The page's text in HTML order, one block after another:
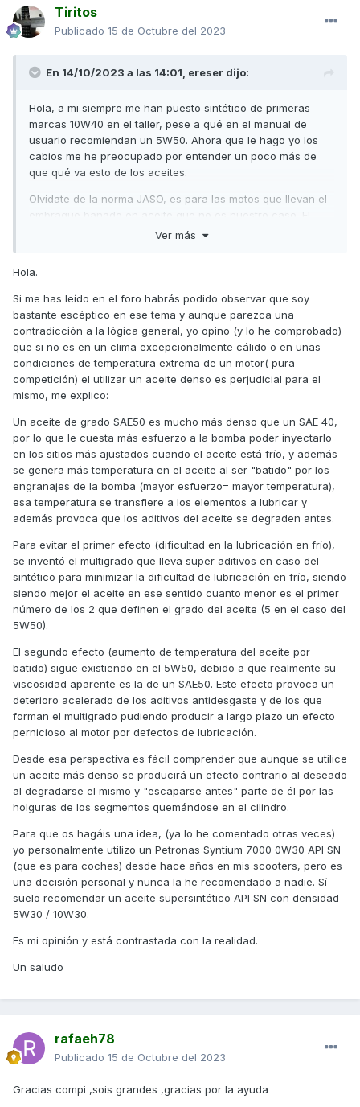
Tiritos
Publicado 15 de Octubre del 2023
En 14/10/2023 a las 14:01, ereser dijo:
Hola, a mi siempre me han puesto sintético de primeras
marcas 10W40 en el taller, pese a qué en el manual de
usuario recomiendan un 5W50. Ahora que le hago yo los
cabios me he preocupado por entender un poco más de
que qué va esto de los aceites.
Olvídate de la norma JASO, es para las motos que llevan el
embrague bañado en aceite que no es nuestro caso. El
nuestro debe cumplir con las normas API y como mínimo la
cumplen y están por encima de la SJ. Ten cuidado porque
todavía hay en el mercado API SG y SH (obsoletos). Échale
siempre 100% sintético y cámbialo cada 5.000 km.
El 10W40 siempre me ha dado muy buen resultado, llegaba
a los cambios sin consumo de aceite. Menos esta última
vez que a los 4.000 km he tenido que rellenar y bastante. La
moto ya tiene 110.000 km así que esta vez le voy a poner el
5W50 que además del recomendado por Kymco para
nuestras SD, es un poco más denso que el 10W40 y tendré,
espero, menos consumo.
En el mercado hay muy pocas marcas que ofrezcan un
5W50 100% sintético y las que hay son carisiisisimas...pero
ahí encontré uno bastante asequible de la marca Mobil que
además dice que es especial para motores de mas de
100.000 km y cumple con las normas API SN y SM...este es
el que le voy a echar....ya os contaré.
Ver más
Hola.
Si me has leído en el foro habrás podido observar que soy
bastante escéptico en ese tema y aunque parezca una
contradicción a la lógica general, yo opino (y lo he comprobado)
que si no es en un clima excepcionalmente cálido o en unas
condiciones de temperatura extrema de un motor( pura
competición) el utilizar un aceite denso es perjudicial para el
mismo, me explico:
Un aceite de grado SAE50 es mucho más denso que un SAE 40,
por lo que le cuesta más esfuerzo a la bomba poder inyectarlo
en los sitios más ajustados cuando el aceite está frío, y además
se genera más temperatura en el aceite al ser "batido" por los
engranajes de la bomba (mayor esfuerzo= mayor temperatura),
esa temperatura se transfiere a los elementos a lubricar y
además provoca que los aditivos del aceite se degraden antes.
Para evitar el primer efecto (dificultad en la lubricación en frío),
se inventó el multigrado que lleva super aditivos en caso del
sintético para minimizar la dificultad de lubricación en frío, siendo
siendo mejor el aceite en ese sentido cuanto menor es el primer
número de los 2 que definen el grado del aceite (5 en el caso del
5W50).
El segundo efecto (aumento de temperatura del aceite por
batido) sigue existiendo en el 5W50, debido a que realmente su
viscosidad aparente es la de un SAE50. Este efecto provoca un
deterioro acelerado de los aditivos antidesgaste y de los que
forman el multigrado pudiendo producir a largo plazo un efecto
pernicioso al motor por defectos de lubricación.
Desde esa perspectiva es fácil comprender que aunque se utilice
un aceite más denso se producirá un efecto contrario al deseado
al degradarse el mismo y "escaparse antes" parte de él por las
holguras de los segmentos quemándose en el cilindro.
Para que os hagáis una idea, (ya lo he comentado otras veces)
yo personalmente utilizo un Petronas Syntium 7000 0W30 API SN
(que es para coches) desde hace años en mis scooters, pero es
una decisión personal y nunca la he recomendado a nadie. Sí
suelo recomendar un aceite supersintético API SN con densidad
5W30 / 10W30.
Es mi opinión y está contrastada con la realidad.
Un saludo
rafaeh78
Publicado 15 de Octubre del 2023
Gracias compi ,sois grandes ,gracias por la ayuda